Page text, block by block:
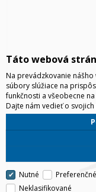
Táto webová
Na prevádzkovanie nášho
súbory slúžiace na
funkčnosti a všeobecne
Dajte nám vedieť o
Nutné Preferenčné
Neklasifikované